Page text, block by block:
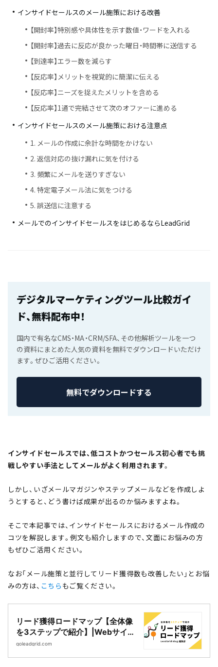
インサイドセールスのメール施策における改善
【開封率】特別感や具体性を示す数値・ワードを入れる
【開封率】過去に反応が良かった曜日・時間帯に送信する
【到達率】エラー数を減らす
【反応率】メリットを視覚的に簡潔に伝える
【反応率】ニーズを捉えたメリットを含める
【反応率】1通で完結させて次のオファーに進める
インサイドセールスのメール施策における注意点
1. メールの作成に余計な時間をかけない
2. 返信対応の抜け漏れに気を付ける
3. 頻繁にメールを送りすぎない
4. 特定電子メール法に気をつける
5. 誤送信に注意する
メールでのインサイドセールスをはじめるならLeadGrid
デジタルマーケティングツール比較ガイ
ド、無料配布中！
国内で有名なCMS・MA・CRM/SFA、その他解析ツールを一つ
の資料にまとめた人気の資料を無料でダウンロードいただけ
ます。ぜひご活用ください。
無料でダウンロードする
インサイドセールスでは、低コストかつセールス初心者でも挑
戦しやすい手法としてメールがよく利用されます。
しかし、いざメールマガジンやステップメールなどを作成しよ
うとすると、どう書けば成果が出るのか悩みますよね。
そこで本記事では、インサイドセールスにおけるメール作成の
コツを解説します。例文も紹介しますので、文面にお悩みの方
もぜひご活用ください。
なお「メール施策と並行してリード獲得数も改善したい」とお悩
みの方は、 こちら もご覧ください。
リード獲得ロードマップ【全体像
を3ステップで紹介】|Webサイト
制作・CMS開発｜LeadGrid
goleadgrid.com